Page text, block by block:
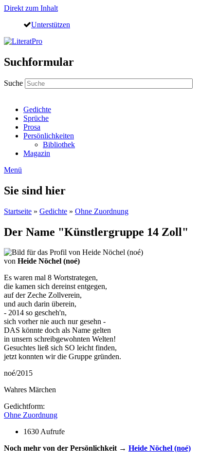
Direkt zum Inhalt
Unterstützen
Suchformular
Suche
Gedichte
Sprüche
Prosa
Persönlichkeiten
Bibliothek
Magazin
Menü
Sie sind hier
Startseite » Gedichte » Ohne Zuordnung
Der Name "Künstlergruppe 14 Zoll"
von Heide Nöchel (noé)
Es waren mal 8 Wortstrategen,
die kamen sich dereinst entgegen,
auf der Zeche Zollverein,
und auch darin überein,
- 2014 so gescheh'n,
sich vorher nie auch nur gesehn -
DAS könnte doch als Name gelten
in unsern schreibgewohnten Welten!
Gesuchtes ließ sich SO leicht finden,
jetzt konnten wir die Gruppe gründen.
noé/2015
Wahres Märchen
Gedichtform:
Ohne Zuordnung
1630 Aufrufe
Noch mehr von der Persönlichkeit → Heide Nöchel (noé)